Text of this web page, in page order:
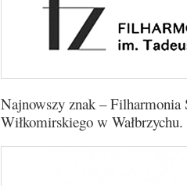
Najnowszy znak – Filharmonia
Wiłkomirskiego w Wałbrzychu.